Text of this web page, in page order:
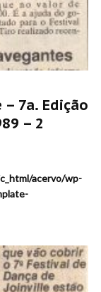
7a. Edição
– 2
acervo/wp-